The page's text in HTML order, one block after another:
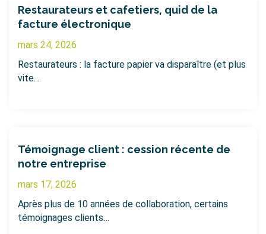
Restaurateurs et cafetiers, quid de la
facture électronique
mars 24, 2026
Restaurateurs : la facture papier va disparaître (et plus
vite…
Témoignage client : cession récente de
notre entreprise
mars 17, 2026
Après plus de 10 années de collaboration, certains
témoignages clients…